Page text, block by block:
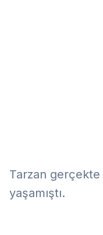
Tarzan
yaşamıştı.